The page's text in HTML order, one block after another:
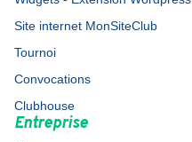
Site internet MonSiteClub
Tournoi
Convocations
Clubhouse
Entreprise